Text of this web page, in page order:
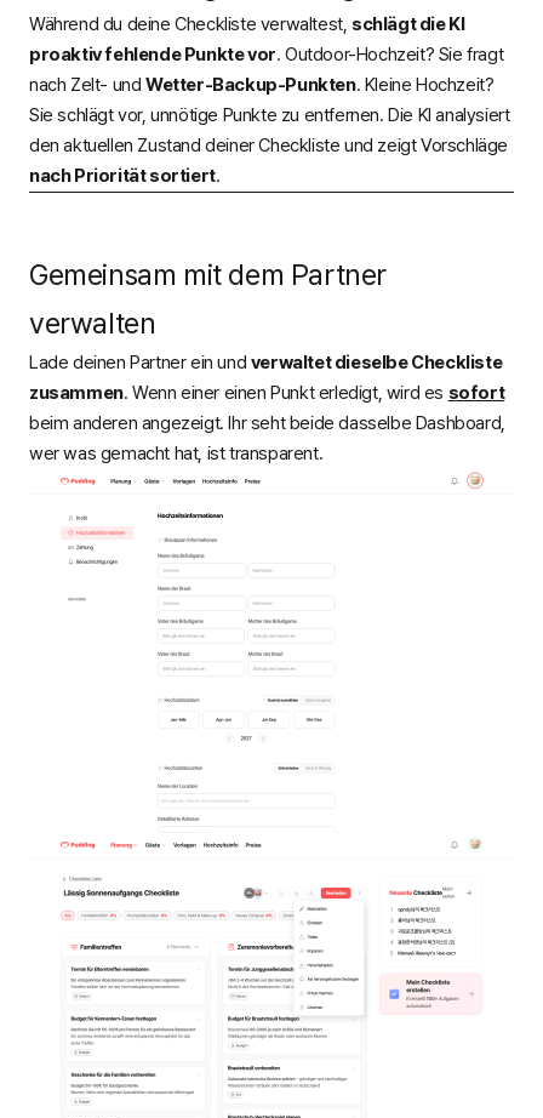
Während du deine Checkliste verwaltest, schlägt die KI
proaktiv fehlende Punkte vor. Outdoor-Hochzeit? Sie fragt
nach Zelt- und Wetter-Backup-Punkten. Kleine Hochzeit?
Sie schlägt vor, unnötige Punkte zu entfernen. Die KI analysiert
den aktuellen Zustand deiner Checkliste und zeigt Vorschläge
nach Priorität sortiert.
Gemeinsam mit dem Partner
verwalten
Lade deinen Partner ein und verwaltet dieselbe Checkliste
zusammen. Wenn einer einen Punkt erledigt, wird es sofort
beim anderen angezeigt. Ihr seht beide dasselbe Dashboard,
wer was gemacht hat, ist transparent.